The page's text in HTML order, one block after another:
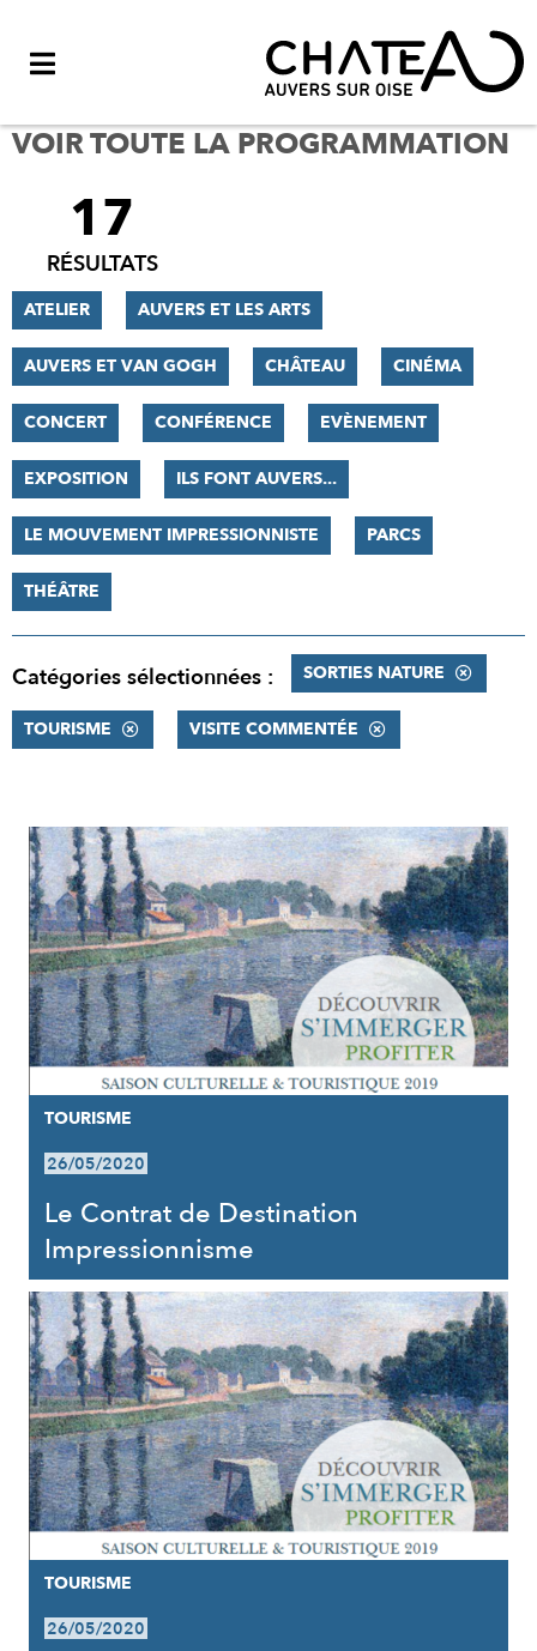
VOIR TOUTE LA PROGRAMMATION
FILTRER
RÉSULTATS
17
RÉSULTATS
ATELIER AUVERS ET LES ARTS
AUVERS ET VAN GOGH CHÂTEAU CINÉMA
CONCERT CONFÉRENCE EVÈNEMENT
EXPOSITION ILS FONT AUVERS...
LE MOUVEMENT IMPRESSIONNISTE PARCS
THÉÂTRE
Catégories sélectionnées : SORTIES NATURE
TOURISME VISITE COMMENTÉE
RÉSULTATS
TOURISME
26/05/2020
Le Contrat de Destination
Impressionnisme
TOURISME
26/05/2020